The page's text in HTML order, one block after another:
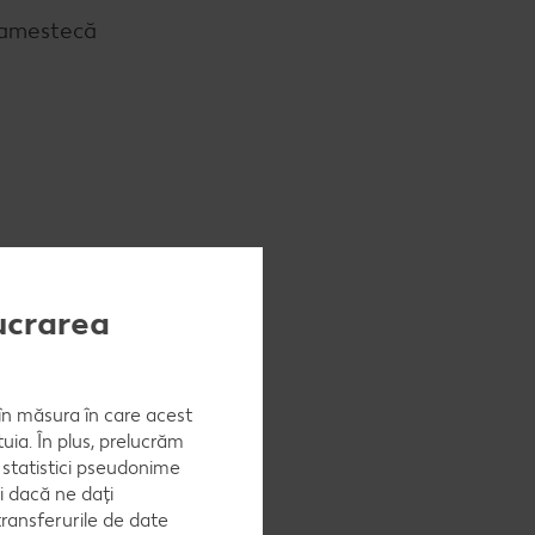
măsura în care acest
În plus, prelucrăm
pseudonime
dacă ne dați
de date